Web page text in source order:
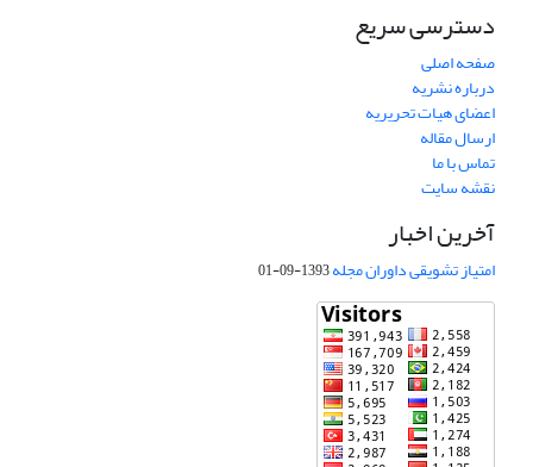
دسترسی سریع
صفحه اصلی
درباره نشریه
اعضای هیات تحریریه
ارسال مقاله
تماس با ما
نقشه سایت
آخرین اخبار
امتیاز تشویقی داوران مجله1393-09-01